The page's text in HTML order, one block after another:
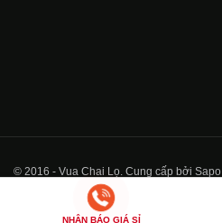
© 2016 - Vua Chai Lọ. Cung cấp bởi Sapo
NHẬN BÁO GIÁ SỈ